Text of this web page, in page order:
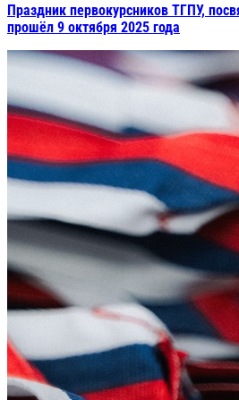
Праздник первокурсников ТГПУ,
прошёл 9 октября 2025 года